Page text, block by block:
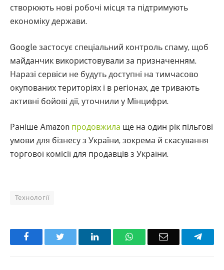
створюють нові робочі місця та підтримують
економіку держави.
Google застосує спеціальний контроль спаму, щоб
майданчик використовували за призначенням.
Наразі сервіси не будуть доступні на тимчасово
окупованих територіях і в регіонах, де тривають
активні бойові дії, уточнили у Мінцифри.
Раніше Amazon продовжила ще на один рік пільгові
умови для бізнесу з України, зокрема й скасування
торгової комісії для продавців з України.
Технології
Facebook LinkedInWhatsAppEmail